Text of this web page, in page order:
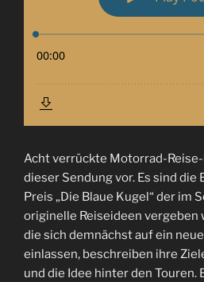
Acht verrückte Motorrad-
dieser Sendung vor. Es sind die
Preis „Die Blaue Kugel“ der im
originelle Reiseideen vergeben
die sich demnächst auf ein
einlassen, beschreiben ihre
und die Idee hinter den Touren.